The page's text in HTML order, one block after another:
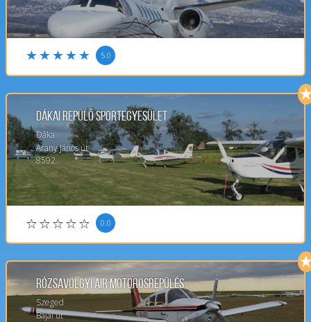
5.0
Dákai Repülő Sportegyesület
Dáka
Arany János út
8592
0.0
Rózsavölgyi Air Motorosrepülés
Szeged
Bajai út